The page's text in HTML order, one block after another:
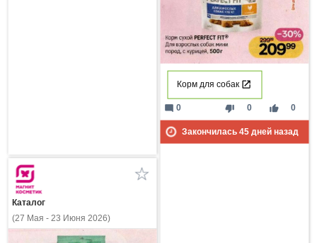
Корм для собак
thumb_down 0 thumb_up 0
mode_comment 0
Закончилась 45дней назад
Каталог
(27 Мая - 23 Июня 2026)